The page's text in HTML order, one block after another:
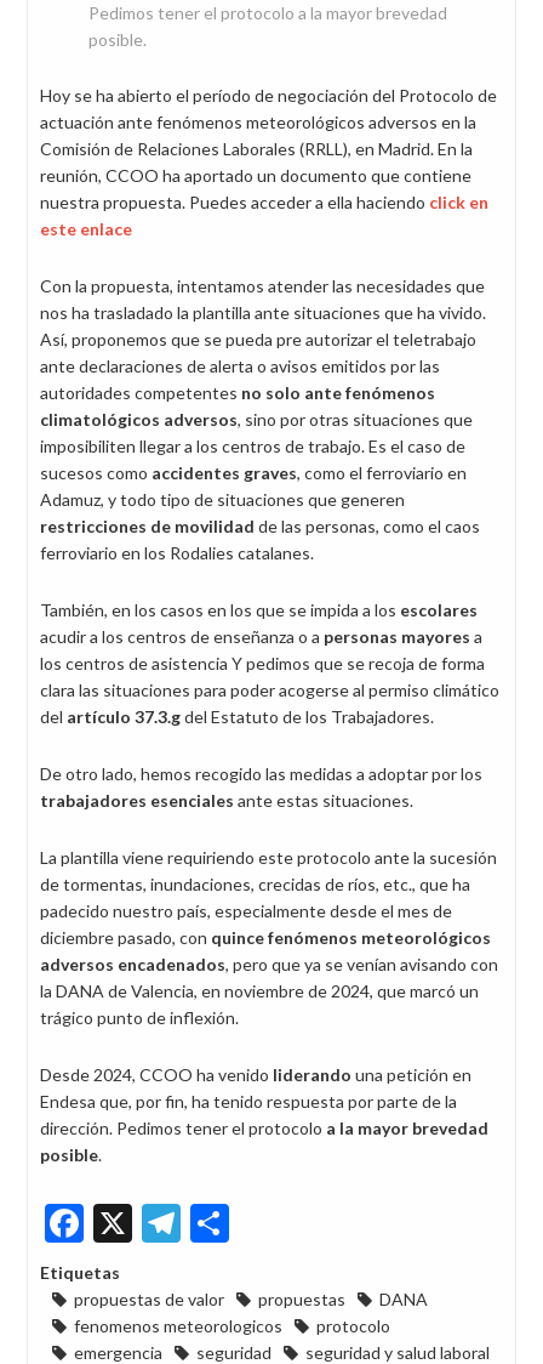
Pedimos tener el protocolo a la mayor brevedad
posible.
Hoy se ha abierto el período de negociación del Protocolo de
actuación ante fenómenos meteorológicos adversos en la
Comisión de Relaciones Laborales (RRLL), en Madrid. En la
reunión, CCOO ha aportado un documento que contiene
nuestra propuesta. Puedes acceder a ella haciendo click en
este enlace
Con la propuesta, intentamos atender las necesidades que
nos ha trasladado la plantilla ante situaciones que ha vivido.
Así, proponemos que se pueda pre autorizar el teletrabajo
ante declaraciones de alerta o avisos emitidos por las
autoridades competentes no solo ante fenómenos
climatológicos adversos, sino por otras situaciones que
imposibiliten llegar a los centros de trabajo. Es el caso de
sucesos como accidentes graves, como el ferroviario en
Adamuz, y todo tipo de situaciones que generen
restricciones de movilidad de las personas, como el caos
ferroviario en los Rodalies catalanes.
También, en los casos en los que se impida a los escolares
acudir a los centros de enseñanza o a personas mayores a
los centros de asistencia Y pedimos que se recoja de forma
clara las situaciones para poder acogerse al permiso climático
del artículo 37.3.gdel Estatuto de los Trabajadores.
De otro lado, hemos recogido las medidas a adoptar por los
trabajadores esenciales ante estas situaciones.
La plantilla viene requiriendo este protocolo ante la sucesión
de tormentas, inundaciones, crecidas de ríos, etc., que ha
padecido nuestro país, especialmente desde el mes de
diciembre pasado, con quince fenómenos meteorológicos
adversos encadenados, pero que ya se venían avisando con
la DANA de Valencia, en noviembre de 2024, que marcó un
trágico punto de inflexión.
Desde 2024, CCOO ha venido liderando una petición en
Endesa que, por fin, ha tenido respuesta por parte de la
dirección. Pedimos tener el protocolo a la mayor brevedad
posible.
Facebook
X Telegram
Etiquetas
propuestas de valor
propuestas
DANA
fenomenos meteorologicos
protocolo
emergencia
seguridad seguridad y salud laboral